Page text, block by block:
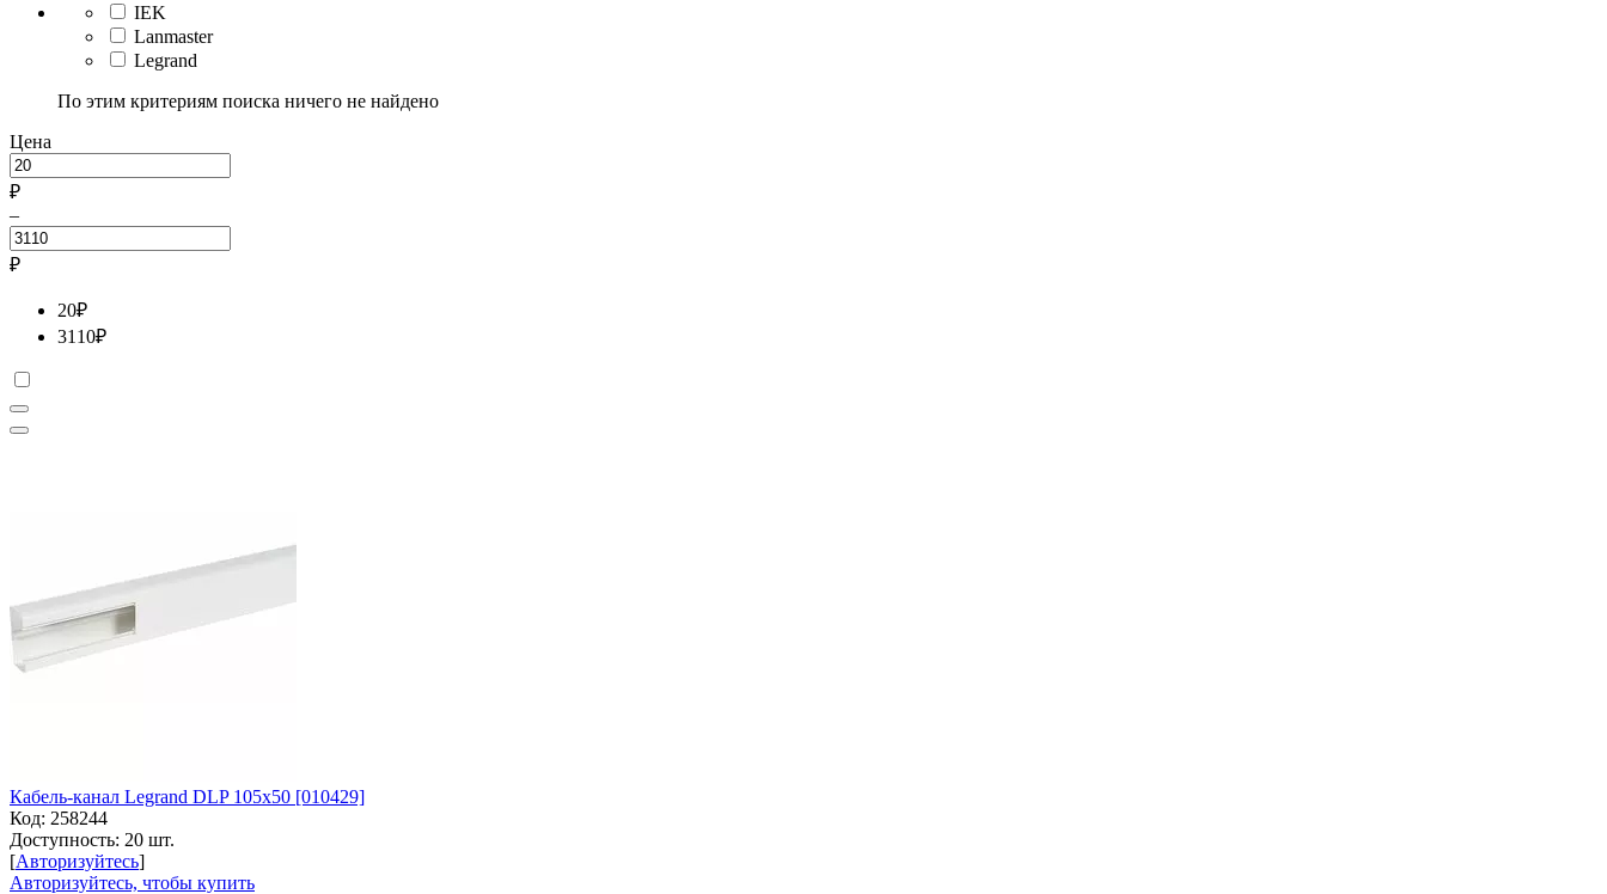
IEK
Lanmaster
Legrand
По этим критериям поиска ничего не найдено
Цена
₽
–
₽
20₽
3110₽
Кабель-канал Legrand DLP 105х50 [010429]
Код: 258244
Доступность: 20 шт.
[Авторизуйтесь]
Авторизуйтесь, чтобы купить